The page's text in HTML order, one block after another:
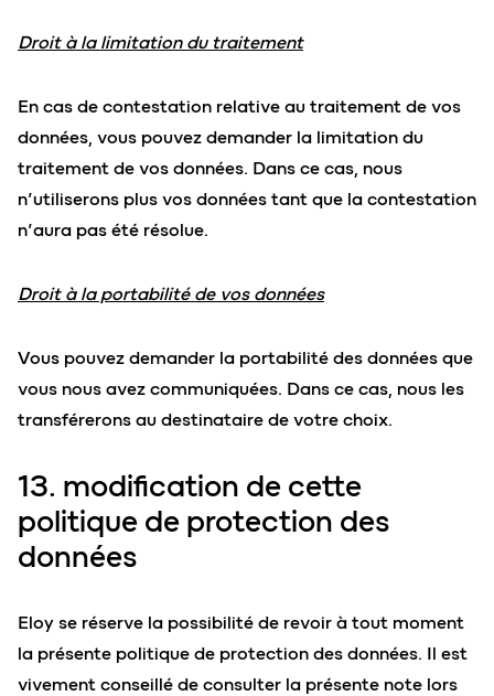
Droit à la limitation du traitement
En cas de contestation relative au traitement de vos
données, vous pouvez demander la limitation du
traitement de vos données. Dans ce cas, nous
n’utiliserons plus vos données tant que la contestation
n’aura pas été résolue.
Droit à la portabilité de vos données
Vous pouvez demander la portabilité des données que
vous nous avez communiquées. Dans ce cas, nous les
transférerons au destinataire de votre choix.
13. modification de cette
politique de protection des
données
Eloy se réserve la possibilité de revoir à tout moment
la présente politique de protection des données. Il est
vivement conseillé de consulter la présente note lors